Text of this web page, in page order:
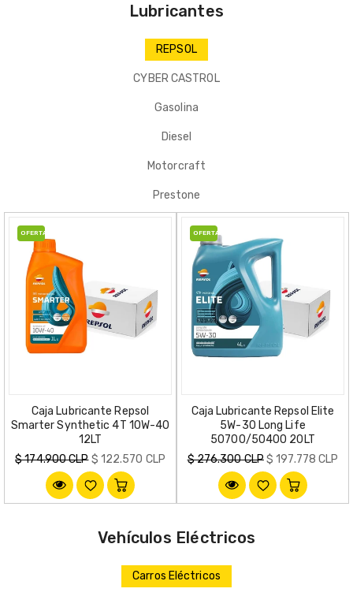
Lubricantes
REPSOL
CYBER CASTROL
Gasolina
Diesel
Motorcraft
Prestone
OFERTA
Caja Lubricante Repsol
Smarter Synthetic 4T 10W-40
12LT
Precio
habitual
$ 174.900 CLP $ 122.570 CLP
OFERTA
Caja Lubricante Repsol Elite
5W-30 Long Life
50700/50400 20LT
Precio
habitual
$ 276.300 CLP$ 197.778 CLP
Vehículos Eléctricos
Carros Eléctricos